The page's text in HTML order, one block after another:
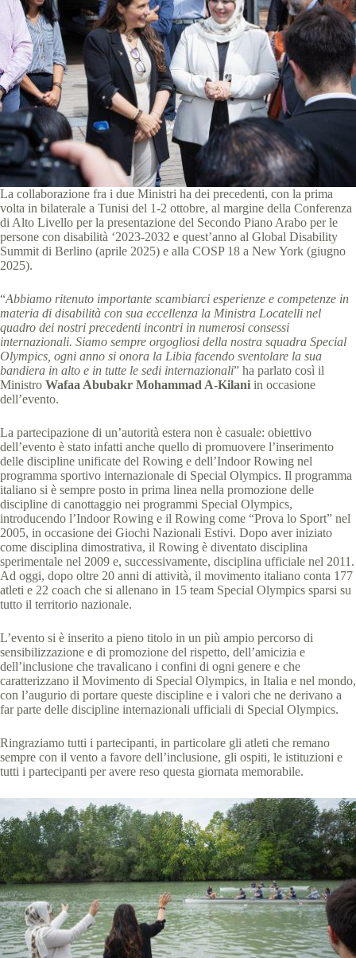
La collaborazione fra i due Ministri ha dei precedenti, con la prima
volta in bilaterale a Tunisi del 1-2 ottobre, al margine della Conferenza
di Alto Livello per la presentazione del Secondo Piano Arabo per le
persone con disabilità ‘2023-2032 e quest’anno al Global Disability
Summit di Berlino (aprile 2025) e alla COSP 18 a New York (giugno
2025).
“Abbiamo ritenuto importante scambiarci esperienze e competenze in
materia di disabilità con sua eccellenza la Ministra Locatelli nel
quadro dei nostri precedenti incontri in numerosi consessi
internazionali. Siamo sempre orgogliosi della nostra squadra Special
Olympics, ogni anno si onora la Libia facendo sventolare la sua
bandiera in alto e in tutte le sedi internazionali” ha parlato così il
Ministro Wafaa Abubakr Mohammad A-Kilani in occasione
dell’evento.
La partecipazione di un’autorità estera non è casuale: obiettivo
dell’evento è stato infatti anche quello di promuovere l’inserimento
delle discipline unificate del Rowing e dell’Indoor Rowing nel
programma sportivo internazionale di Special Olympics. Il programma
italiano si è sempre posto in prima linea nella promozione delle
discipline di canottaggio nei programmi Special Olympics,
introducendo l’Indoor Rowing e il Rowing come “Prova lo Sport” nel
2005, in occasione dei Giochi Nazionali Estivi. Dopo aver iniziato
come disciplina dimostrativa, il Rowing è diventato disciplina
sperimentale nel 2009 e, successivamente, disciplina ufficiale nel 2011.
Ad oggi, dopo oltre 20 anni di attività, il movimento italiano conta 177
atleti e 22 coach che si allenano in 15 team Special Olympics sparsi su
tutto il territorio nazionale.
L’evento si è inserito a pieno titolo in un più ampio percorso di
sensibilizzazione e di promozione del rispetto, dell’amicizia e
dell’inclusione che travalicano i confini di ogni genere e che
caratterizzano il Movimento di Special Olympics, in Italia e nel mondo,
con l’augurio di portare queste discipline e i valori che ne derivano a
far parte delle discipline internazionali ufficiali di Special Olympics.
Ringraziamo tutti i partecipanti, in particolare gli atleti che remano
sempre con il vento a favore dell’inclusione, gli ospiti, le istituzioni e
tutti i partecipanti per avere reso questa giornata memorabile.